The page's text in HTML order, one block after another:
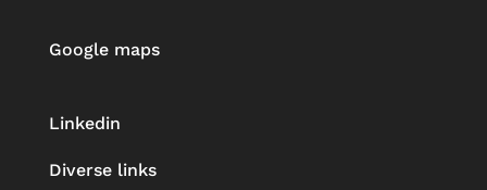
Google maps
Linkedin
Diverse links